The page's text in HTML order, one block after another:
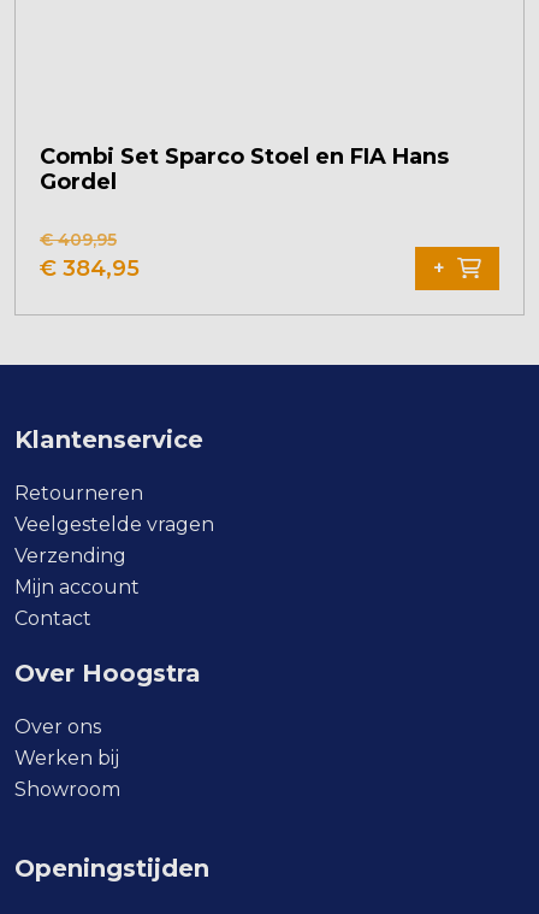
Combi Set Sparco Stoel en FIA Hans
Gordel
€409,95
€ 384,95 +
product
heeft
Deze
gekozen
op
de
productpagina
Klantenservice
Retourneren
Veelgestelde vragen
Verzending
Mijn account
Contact
Over Hoogstra
Over ons
Werken bij
Showroom
Openingstijden